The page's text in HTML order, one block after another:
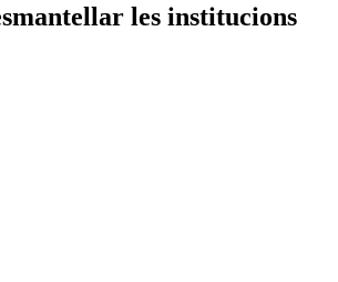
les institucions